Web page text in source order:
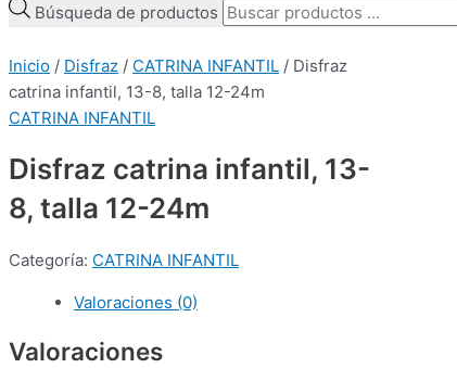
Búsqueda de productos
Inicio / Disfraz / CATRINA INFANTIL / Disfraz
catrina infantil, 13-8, talla 12-24m
CATRINA INFANTIL
Disfraz catrina infantil, 13-
8, talla 12-24m
Categoría: CATRINA INFANTIL
Valoraciones (0)
Valoraciones